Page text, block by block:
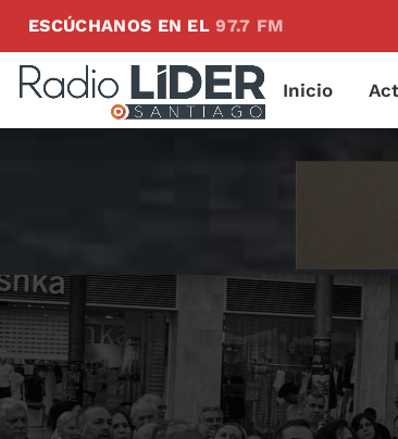
ESCÚCHANOS EN EL97.7 FM
Inicio